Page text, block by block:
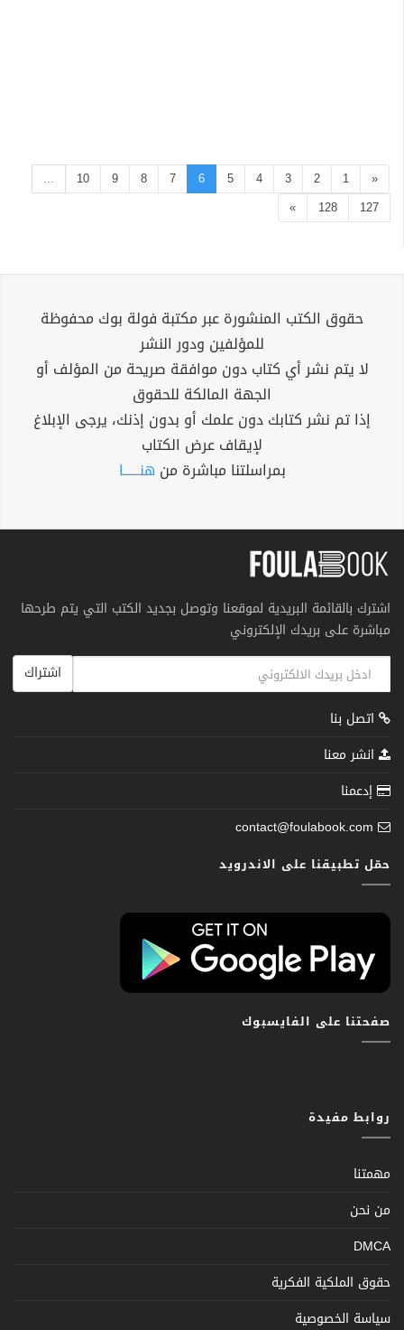
«
1
2
3
4
5
6
7
8
9
10
...
127
128
»
حقوق الكتب المنشورة عبر مكتبة فولة بوك محفوظة
للمؤلفين ودور النشر
لا يتم نشر أي كتاب دون موافقة صريحة من المؤلف أو
الجهة المالكة للحقوق
إذا تم نشر كتابك دون علمك أو بدون إذنك، يرجى الإبلاغ
لإيقاف عرض الكتاب
بمراسلتنا مباشرة من هنــــــا
اشترك بالقائمة البريدية لموقعنا وتوصل بجديد الكتب التي يتم طرحها
مباشرة على بريدك الإلكتروني
اشتراك
اتصل بنا
انشر معنا
إدعمنا
contact@foulabook.com
حمّل تطبيقنا على الاندرويد
صفحتنا على الفايسبوك
روابط مفيدة
مهمتنا
من نحن
DMCA
حقوق الملكية الفكرية
سياسة الخصوصية